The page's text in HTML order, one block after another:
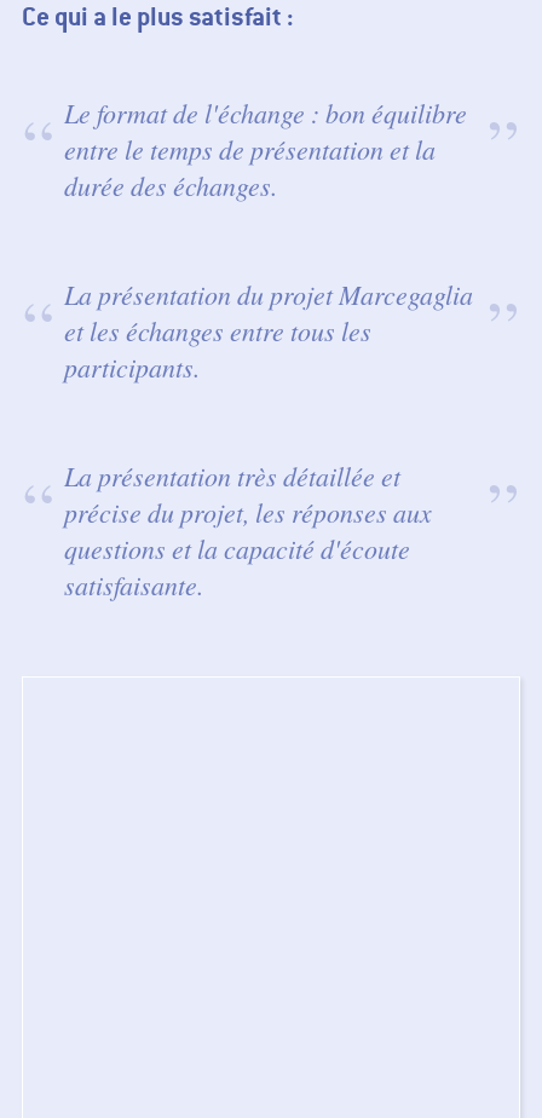
Ce qui a le plus satisfait :
Le format de l'échange : bon équilibre
entre le temps de présentation et la
durée des échanges.
La présentation du projet Marcegaglia
et les échanges entre tous les
participants.
La présentation très détaillée et
précise du projet, les réponses aux
questions et la capacité d'écoute
satisfaisante.